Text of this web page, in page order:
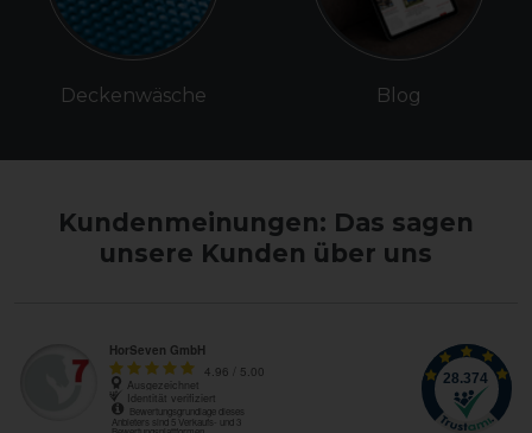
Deckenwäsche Blog
Kundenmeinungen: Das sagen
unsere Kunden über uns